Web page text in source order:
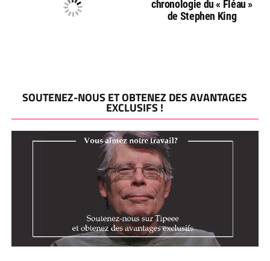
chronologie du « Fléau »
de Stephen King
SOUTENEZ-NOUS ET OBTENEZ DES AVANTAGES
EXCLUSIFS !